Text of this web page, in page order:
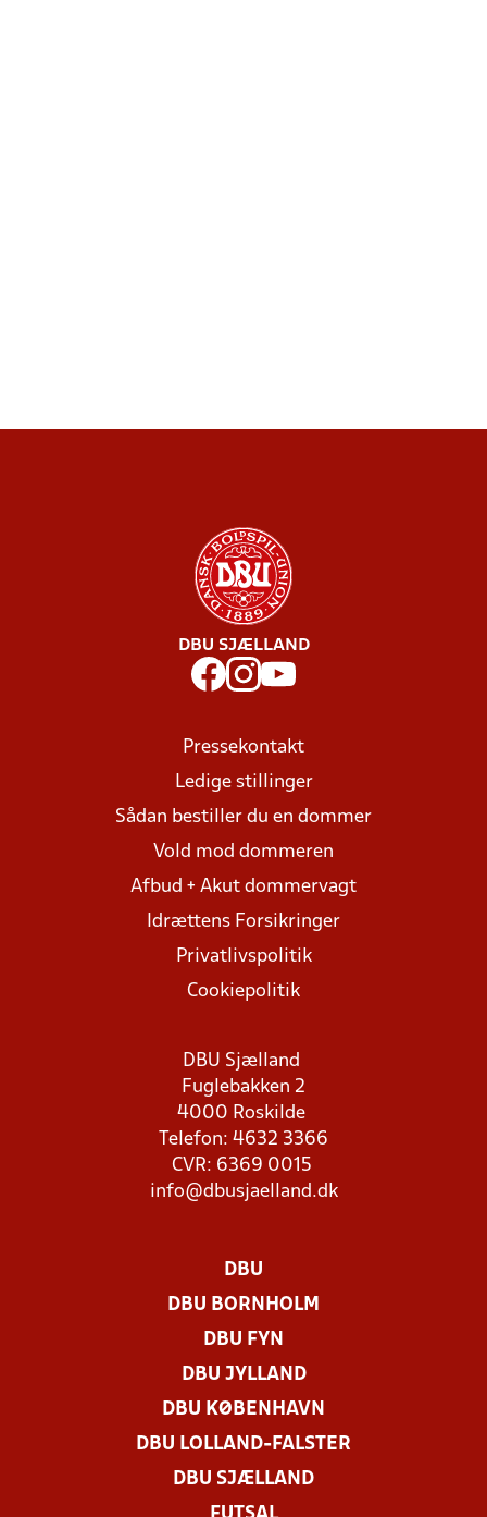
DBU SJÆLLAND
Pressekontakt
Ledige stillinger
Sådan bestiller du en dommer
Vold mod dommeren
Afbud + Akut dommervagt
Idrættens Forsikringer
Privatlivspolitik
Cookiepolitik
DBU Sjælland
Fuglebakken 2
4000 Roskilde
Telefon: 4632 3366
CVR: 6369 0015
info@dbusjaelland.dk
DBU
DBU BORNHOLM
DBU FYN
DBU JYLLAND
DBU KØBENHAVN
DBU LOLLAND-FALSTER
DBU SJÆLLAND